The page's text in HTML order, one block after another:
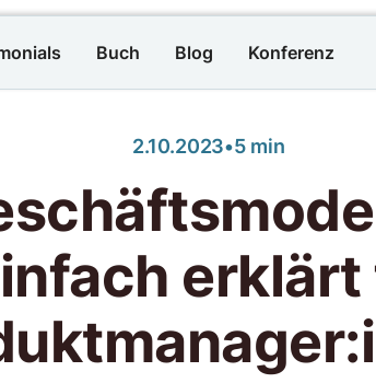
Buch Blog Konferenz
2.10.2023•5 min